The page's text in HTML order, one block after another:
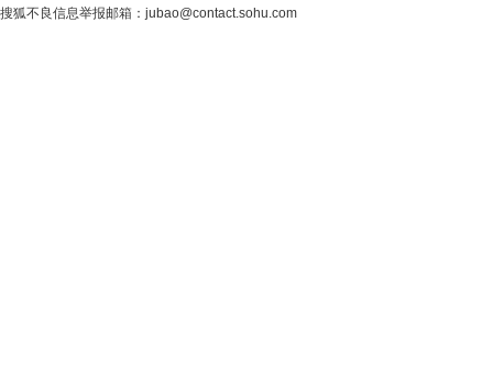
搜狐不良信息举报邮箱： jubao@contact.sohu.com